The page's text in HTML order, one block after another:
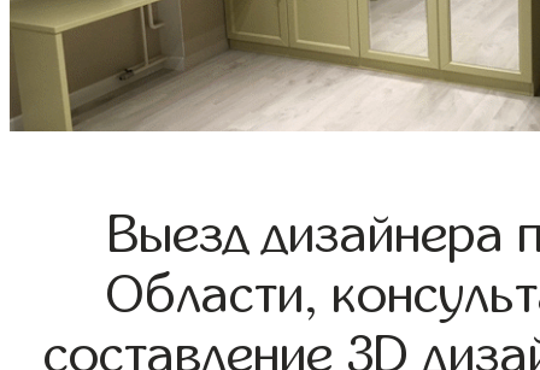
Выезд дизайнера
Области,
составление 3D